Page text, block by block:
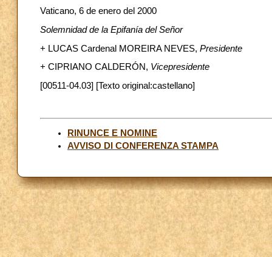
Vaticano, 6 de enero del 2000
Solemnidad de la Epifanía del Señor
+ LUCAS Cardenal MOREIRA NEVES, Presidente
+ CIPRIANO CALDERÓN, Vicepresidente
[00511-04.03] [Texto original:castellano]
RINUNCE E NOMINE
AVVISO DI CONFERENZA STAMPA